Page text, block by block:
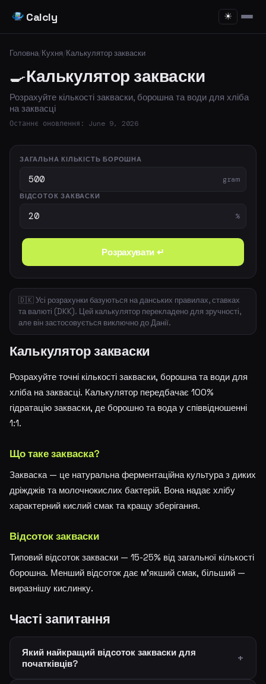
Calcly ☀
Головна/Кухня/Калькулятор закваски
🍳Калькулятор закваски
Розрахуйте кількості закваски, борошна та води для хліба
на заквасці
Останнє оновлення: June 9, 2026
ЗАГАЛЬНА КІЛЬКІСТЬ БОРОШНА
gram
ВІДСОТОК ЗАКВАСКИ
%
Розрахувати ↵
🇩🇰 Усі розрахунки базуються на данських правилах, ставках
та валюті (DKK). Цей калькулятор перекладено для зручності,
але він застосовується виключно до Данії.
Калькулятор закваски
Розрахуйте точні кількості закваски, борошна та води для
хліба на заквасці. Калькулятор передбачає 100%
гідратацію закваски, де борошно та вода у співвідношенні
1:1.
Що таке закваска?
Закваска — це натуральна ферментаційна культура з диких
дріжджів та молочнокислих бактерій. Вона надає хлібу
характерний кислий смак та кращу зберігання.
Відсоток закваски
Типовий відсоток закваски — 15-25% від загальної кількості
борошна. Менший відсоток дає м'якший смак, більший —
виразнішу кислинку.
Часті запитання
Який найкращий відсоток закваски для
початківців?